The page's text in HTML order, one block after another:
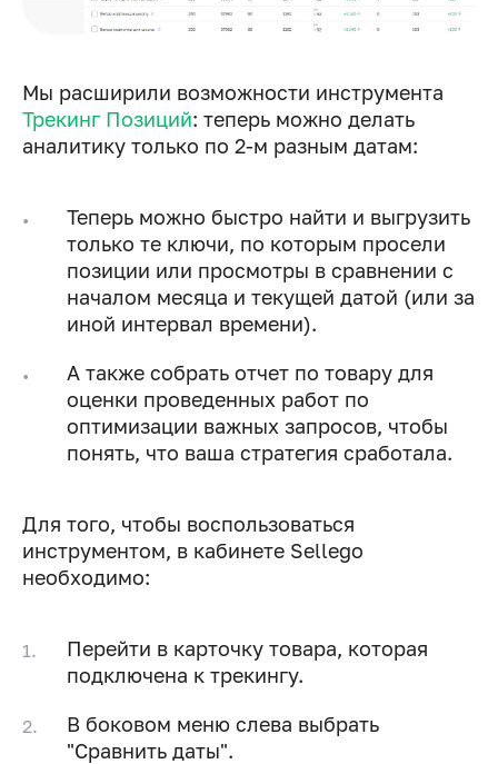
Мы расширили возможности инструмента
Трекинг Позиций: теперь можно делать
аналитику только по 2-м разным датам:
Теперь можно быстро найти и выгрузить
только те ключи, по которым просели
позиции или просмотры в сравнении с
началом месяца и текущей датой (или за
иной интервал времени).
А также собрать отчет по товару для
оценки проведенных работ по
оптимизации важных запросов, чтобы
понять, что ваша стратегия сработала.
Для того, чтобы воспользоваться
инструментом, в кабинете Sellego
необходимо:
Перейти в карточку товара, которая
подключена к трекингу.
В боковом меню слева выбрать
"Сравнить даты".